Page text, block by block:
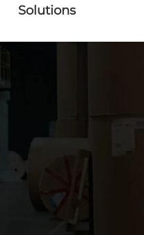
Solutions